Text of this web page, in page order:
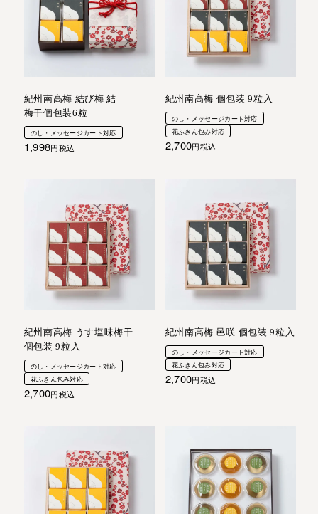
紀州南高梅 結び梅 結
梅干個包装6粒
のし・メッセージカート対応
1,998 税込
紀州南高梅 個包装 9粒入
のし・メッセージカート対応
花ふきん包み対応
2,700 税込
紀州南高梅 うす塩味梅干
個包装 9粒入
のし・メッセージカート対応
花ふきん包み対応
2,700 税込
紀州南高梅 邑咲 個包装 9粒入
のし・メッセージカート対応
花ふきん包み対応
2,700 税込